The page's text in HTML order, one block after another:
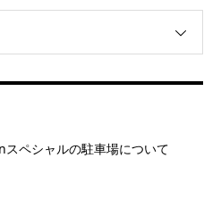
スペシャルの駐車場について